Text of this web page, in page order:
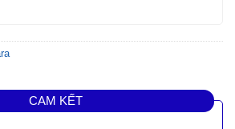
CAM KẾT